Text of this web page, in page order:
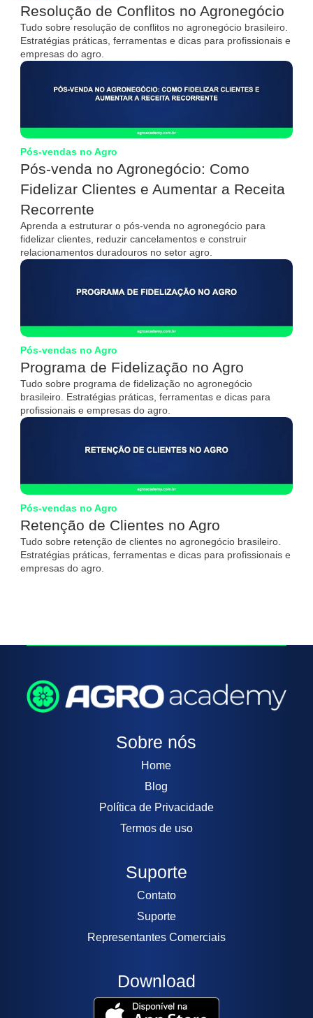
Resolução de Conflitos no Agronegócio
Tudo sobre resolução de conflitos no agronegócio brasileiro.
Estratégias práticas, ferramentas e dicas para profissionais e
empresas do agro.
Pós-vendas no Agro
Pós-venda no Agronegócio: Como
Fidelizar Clientes e Aumentar a Receita
Recorrente
Aprenda a estruturar o pós-venda no agronegócio para
fidelizar clientes, reduzir cancelamentos e construir
relacionamentos duradouros no setor agro.
Pós-vendas no Agro
Programa de Fidelização no Agro
Tudo sobre programa de fidelização no agronegócio
brasileiro. Estratégias práticas, ferramentas e dicas para
profissionais e empresas do agro.
Pós-vendas no Agro
Retenção de Clientes no Agro
Tudo sobre retenção de clientes no agronegócio brasileiro.
Estratégias práticas, ferramentas e dicas para profissionais e
empresas do agro.
Sobre nós
Home
Blog
Política de Privacidade
Termos de uso
Suporte
Contato
Suporte
Representantes Comerciais
Download